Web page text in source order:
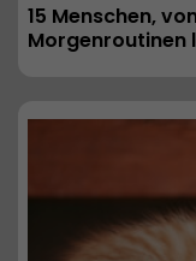
15 Menschen,
Morgenroutinen